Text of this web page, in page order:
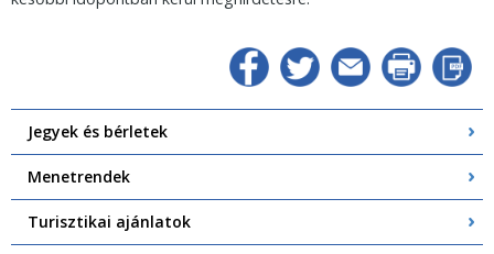
Jegyek és bérletek
Menetrendek
Turisztikai ajánlatok